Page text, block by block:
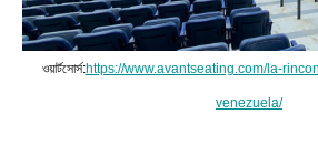
ওয়ার্টসোর্স:https://www.avantseating.com/la-
venezuela/